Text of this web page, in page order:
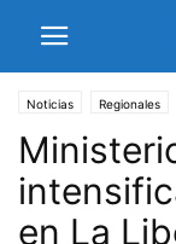
Noticias Regionales
en La